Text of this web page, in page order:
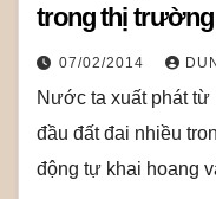
trong thị
07/02/2014
Nước ta xuất phát
đầu đất đai nhiều
động tự khai hoang